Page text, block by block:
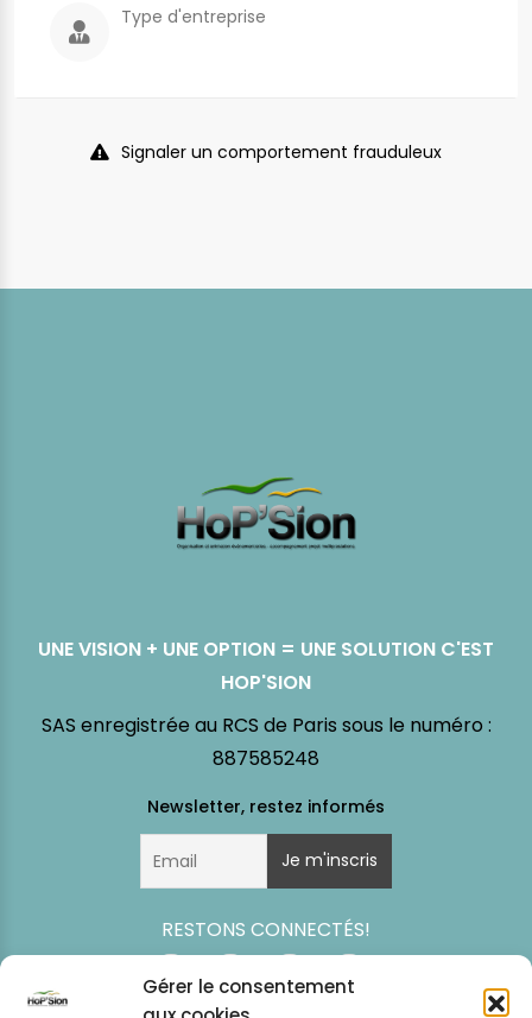
Gérer le consentement
Type d'entreprise
Signaler un comportement frauduleux
UNE VISION + UNE OPTION = UNE SOLUTION C'EST
HOP'SION
SAS enregistrée au RCS de Paris sous le numéro :
887585248
RESTONS CONNECTÉS!